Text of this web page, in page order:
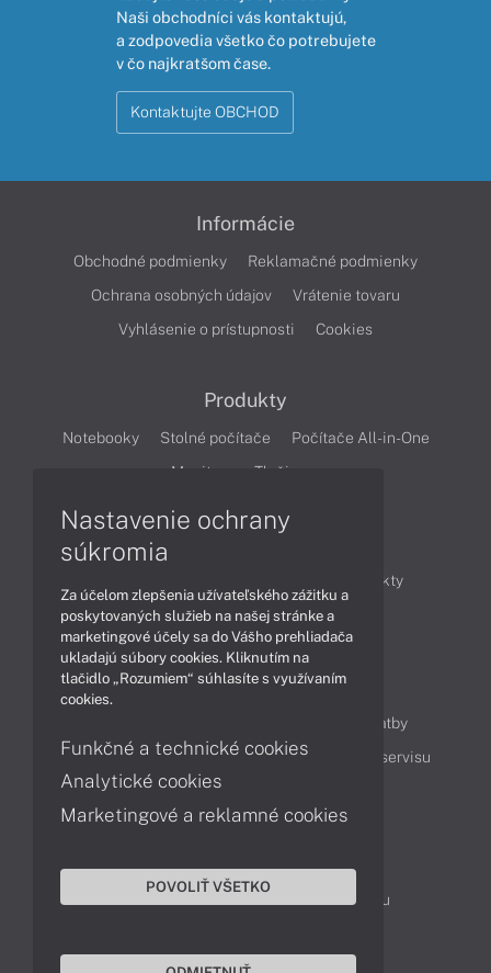
Naši obchodníci vás kontaktujú,
a zodpovedia všetko čo potrebujete
v čo najkratšom čase.
Kontaktujte OBCHOD
Informácie
Obchodné podmienky
Reklamačné podmienky
Ochrana osobných údajov
Vrátenie tovaru
Vyhlásenie o prístupnosti
Cookies
Produkty
Notebooky Stolné počítače
Počítače All-in-One
Monitory
Tlačiarne
Produkty
Technológie
Videá
Obsah
Možnosti doručenia a platby
Podpora a servis
Servisné služby Cenník servisu
Kontakty
043 4224 771
Obchodné oddelenie
Reklamácia tovaru
Nastavenie ochrany
súkromia
Za účelom zlepšenia užívateľského zážitku a
poskytovaných služieb na našej stránke a
marketingové účely sa do Vášho prehliadača
ukladajú súbory cookies. Kliknutím na
tlačidlo „Rozumiem“ súhlasíte s využívaním
cookies.
Funkčné a technické cookies
Analytické cookies
Marketingové a reklamné cookies
POVOLIŤ VŠETKO